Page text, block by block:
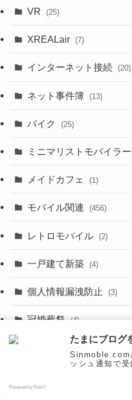
(9)
(1)
(18)
(2)
(10)
(18)
(19)
(6)
(12)
VR (25)
(18)
(13)
XREALair (7)
インターネット接続 (20)
ネット事件簿 (13)
バイク (25)
(8)
(23)
ミニマリストモバイラー
メイドカフェ (1)
モバイル関連 (456)
(7)
(3)
(3)
レトロモバイル (2)
一戸建て新築 (4)
個人情報漏洩防止 (3)
冠婚葬祭 (4)
副業・アフィリエイト
たまにブログ
Sinmoble.com
ッシュ通知で受
Powered by Push7